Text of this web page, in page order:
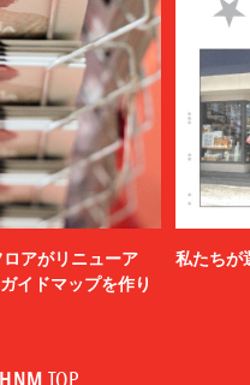
アがリニューア
イドマップを作り
私たちが